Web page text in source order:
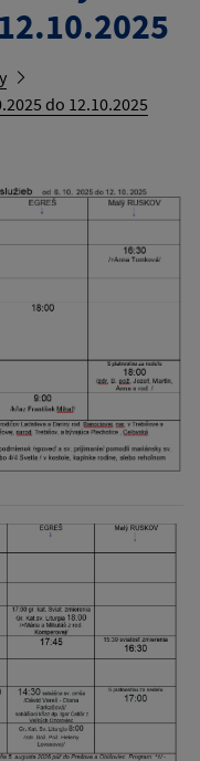
do 12.10.2025